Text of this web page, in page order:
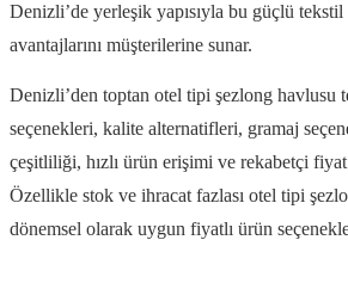
Denizli’de yerleşik yapısıyla bu güçlü
avantajlarını müşterilerine sunar.
Denizli’den toptan otel tipi şezlong havlusu
seçenekleri, kalite alternatifleri, gramaj
çeşitliliği, hızlı ürün erişimi ve rekabetçi fiyat
Özellikle stok ve ihracat fazlası otel tipi
dönemsel olarak uygun fiyatlı ürün